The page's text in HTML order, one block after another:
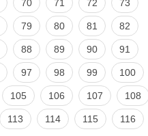
70 71 72 73
79 80 81 82
88 89 90 91
97 98 99 100
105 106 107 108
113 114 115 116